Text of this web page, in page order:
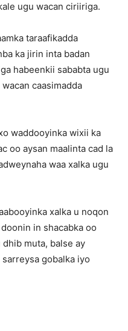
ugu wacan ciriiriga.
taraafikadda
ka jirin inta badan
habeenkii sababta ugu
caasimadda
waddooyinka wixii ka
oo aysan maalinta cad la
waa xalka ugu
xalka u noqon
in shacabka oo
muta, balse ay
gobalka iyo